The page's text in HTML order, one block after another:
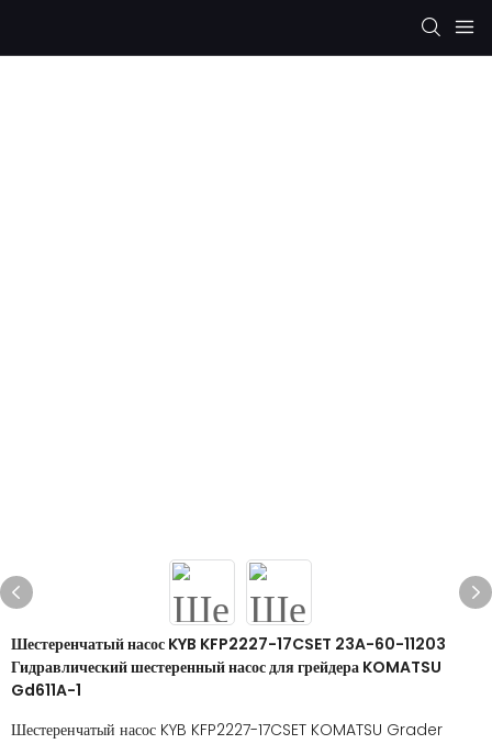
Шестеренчатый насос KYB KFP2227-17CSET 23A-60-11203
Гидравлический шестеренный насос для грейдера KOMATSU
Gd611A-1
Шестеренчатый насос KYB KFP2227-17CSET KOMATSU Grader